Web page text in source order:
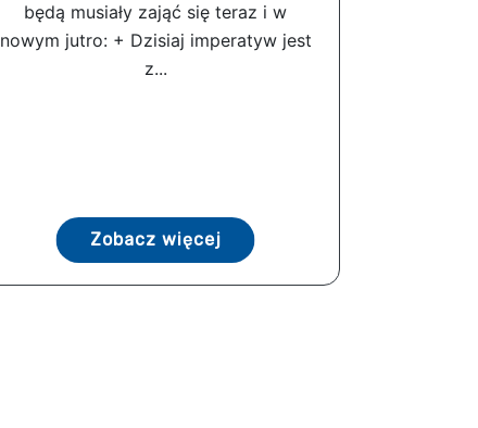
będą musiały zająć się teraz i w
nowym jutro: + Dzisiaj imperatyw jest
z...
Zobacz więcej